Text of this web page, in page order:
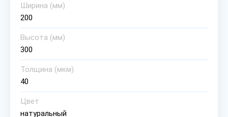
Ширина (мм)
200
Высота (мм)
300
Толщина (мкм)
40
Цвет
натуральный